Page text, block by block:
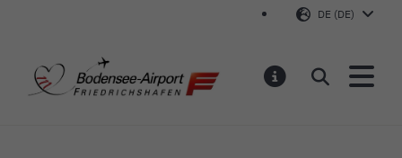
DE (DE)
Bodensee-Airport
Suchen